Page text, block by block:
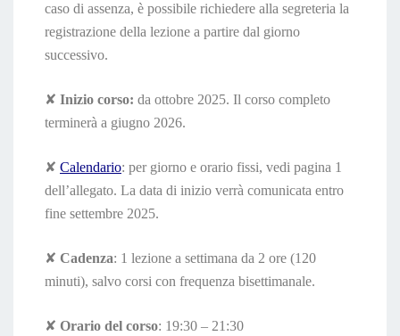
caso di assenza, è possibile richiedere alla segreteria la
registrazione della lezione a partire dal giorno
successivo.
✘ Inizio corso: da ottobre 2025. Il corso completo
terminerà a giugno 2026.
✘ Calendario: per giorno e orario fissi, vedi pagina 1
dell’allegato. La data di inizio verrà comunicata entro
fine settembre 2025.
✘ Cadenza: 1 lezione a settimana da 2 ore (120
minuti), salvo corsi con frequenza bisettimanale.
✘ Orario del corso: 19:30 – 21:30